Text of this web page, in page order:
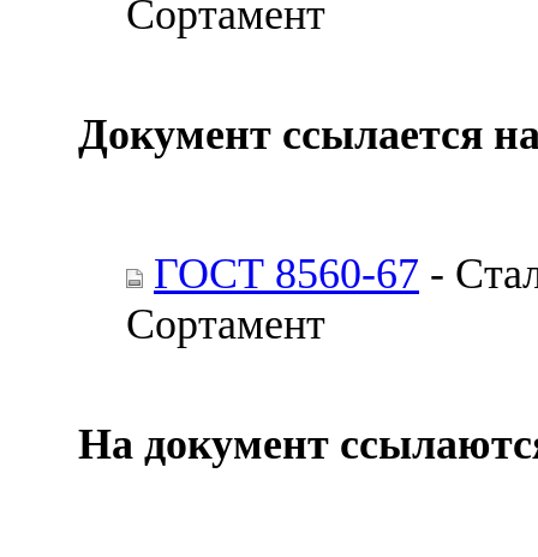
Сортамент
Документ ссылается
ГОСТ 8560-67 -
Сортамент
На документ